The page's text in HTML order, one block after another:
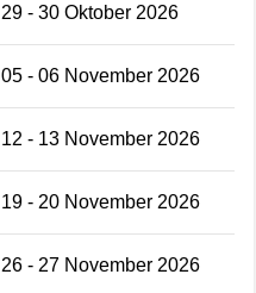
29 - 30 Oktober 2026
05 - 06 November 2026
12 - 13 November 2026
19 - 20 November 2026
26 - 27 November 2026